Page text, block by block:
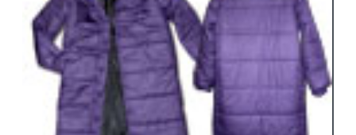
Ansehen